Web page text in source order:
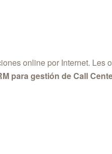
online por Internet. Les
para gestión de Call